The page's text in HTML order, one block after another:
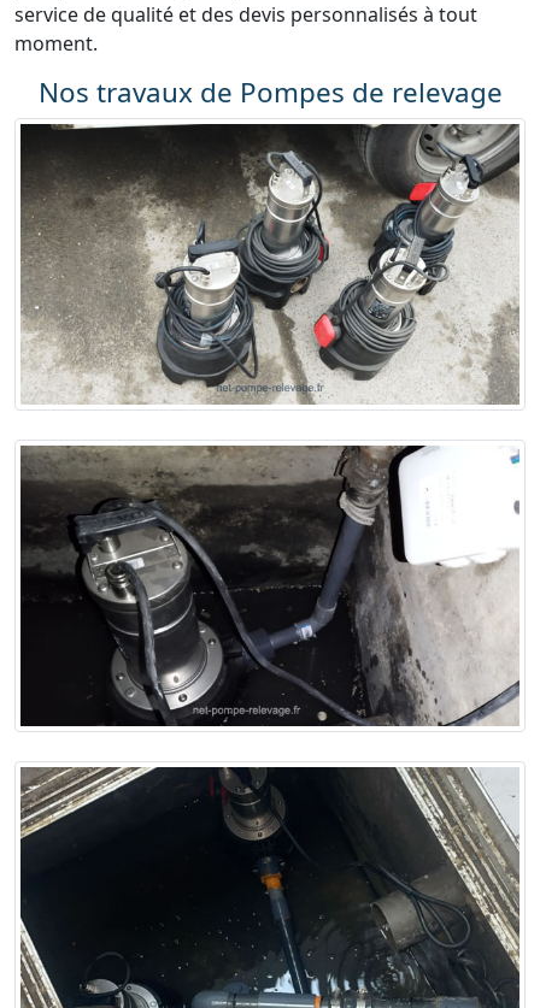
service de qualité et des devis personnalisés à tout
moment.
Nos travaux de Pompes de relevage